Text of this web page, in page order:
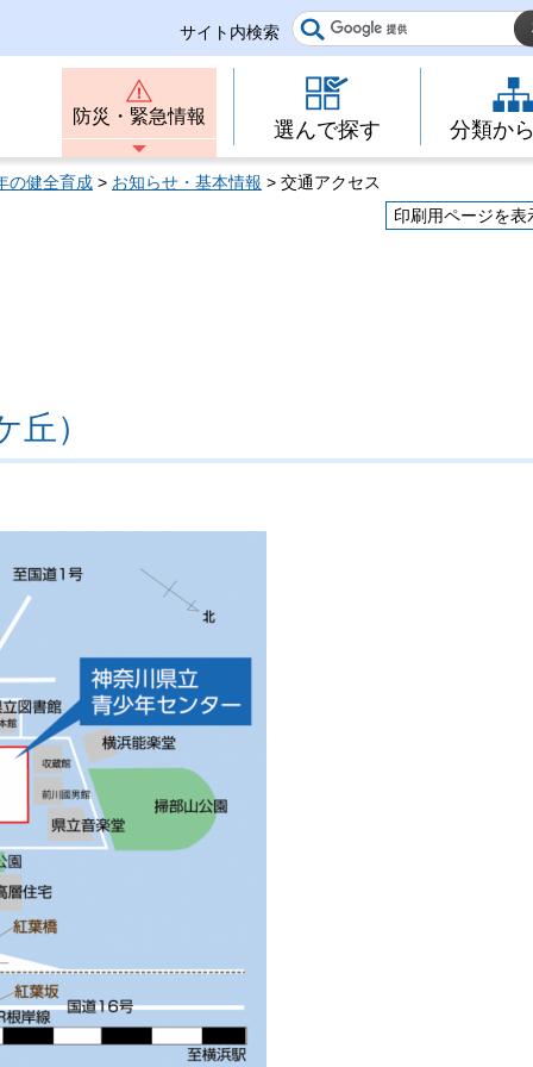
サイト内検索
防災・緊急情報
選んで探す 分類か
の健全育成 > お知らせ・基本情報 > 交通アクセス
印刷用ページを表
）